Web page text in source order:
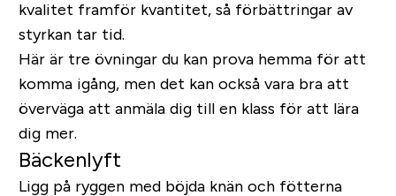
kvalitet framför kvantitet, så förbättringar av
styrkan tar tid.
Här är tre övningar du kan prova hemma för att
komma igång, men det kan också vara bra att
överväga att anmäla dig till en klass för att lära
dig mer.
Bäckenlyft
Ligg på ryggen med böjda knän och fötterna